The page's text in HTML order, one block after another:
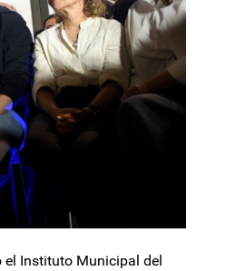
el Instituto Municipal del